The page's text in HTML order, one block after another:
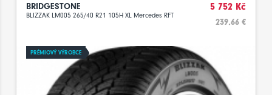
BRIDGESTONE
BLIZZAK LM005 265/40 R21 105H XL Mercedes RFT
5 752 Kč
239.66 €
PRÉMIOVÝ VÝROBCE